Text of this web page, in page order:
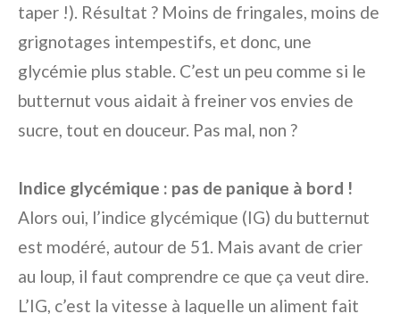
taper !). Résultat ? Moins de fringales, moins de
grignotages intempestifs, et donc, une
glycémie plus stable. C’est un peu comme si le
butternut vous aidait à freiner vos envies de
sucre, tout en douceur. Pas mal, non ?
Indice glycémique : pas de panique à bord !
Alors oui, l’indice glycémique (IG) du butternut
est modéré, autour de 51. Mais avant de crier
au loup, il faut comprendre ce que ça veut dire.
L’IG, c’est la vitesse à laquelle un aliment fait